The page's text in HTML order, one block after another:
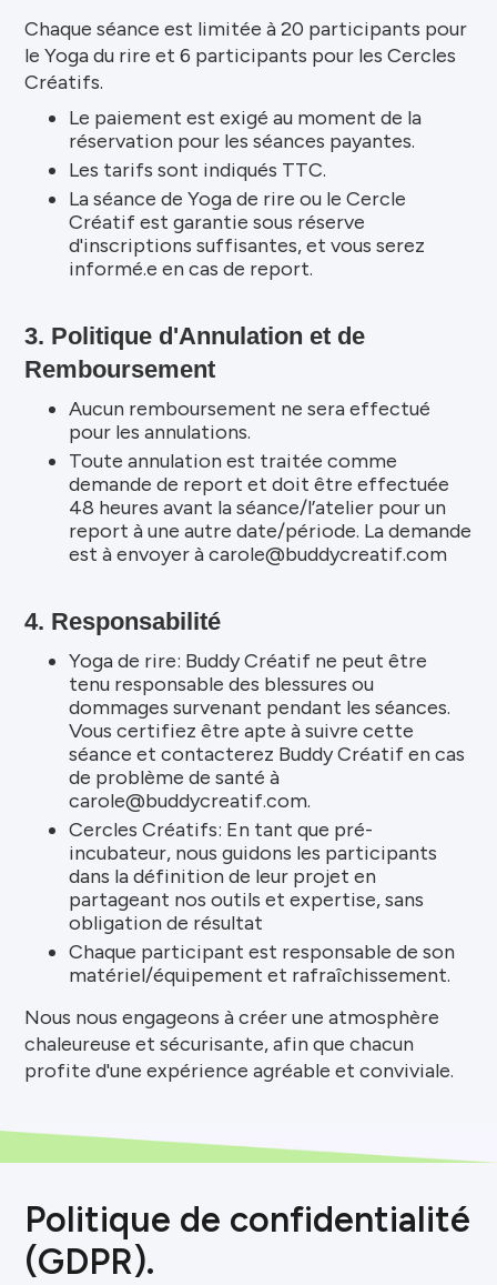
Chaque séance est limitée à 20 participants pour
le Yoga du rire et 6 participants pour les Cercles
Créatifs.
Le paiement est exigé au moment de la
réservation pour les séances payantes.
Les tarifs sont indiqués TTC.
La séance de Yoga de rire ou le Cercle
Créatif est garantie sous réserve
d'inscriptions suffisantes, et vous serez
informé.e en cas de report.
3. Politique d'Annulation et de
Remboursement
Aucun remboursement ne sera effectué
pour les annulations.
Toute annulation est traitée comme
demande de report et doit être effectuée
48 heures avant la séance/l’atelier pour un
report à une autre date/période. La demande
est à envoyer à carole@buddycreatif.com
4. Responsabilité
Yoga de rire: Buddy Créatif ne peut être
tenu responsable des blessures ou
dommages survenant pendant les séances.
Vous certifiez être apte à suivre cette
séance et contacterez Buddy Créatif en cas
de problème de santé à
carole@buddycreatif.com.
Cercles Créatifs: En tant que pré-
incubateur, nous guidons les participants
dans la définition de leur projet en
partageant nos outils et expertise, sans
obligation de résultat
Chaque participant est responsable de son
matériel/équipement et rafraîchissement.
Nous nous engageons à créer une atmosphère
chaleureuse et sécurisante, afin que chacun
profite d'une expérience agréable et conviviale.
Politique de confidentialité
(GDPR).